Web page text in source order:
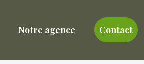
Notre agence Contact